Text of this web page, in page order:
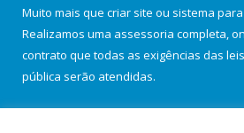
Muito mais que criar site ou sistema
Realizamos uma assessoria completa,
contrato que todas as exigências das
pública serão atendidas.